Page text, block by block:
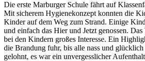
Die erste Marburger Schule fährt auf
Mit sicherem Hygienekonzept konnten die
Kinder auf dem Weg zum Strand. Einige
und einfach das Hier und Jetzt genossen.
bei den Kindern großes Interesse. Ein
die Brandung fuhr, bis alle nass und
gelohnt, es war ein unvergesslicher